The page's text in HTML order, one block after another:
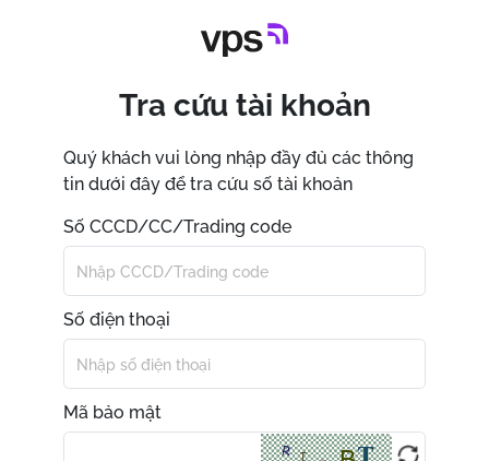
Tra cứu tài khoản
Quý khách vui lòng nhập đầy đủ các thông
tin dưới đây để tra cứu số tài khoản
Số CCCD/CC/Trading code
Số điện thoại
Mã bảo mật